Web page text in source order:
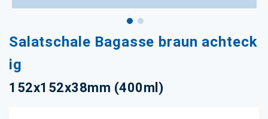
Salatschale Bagasse braun achteck
ig
152x152x38mm (400ml)
Anfang
der
Bildgalerie
springen